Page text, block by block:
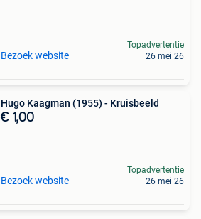
Bezoek website
Topadvertentie
26 mei 26
Hugo Kaagman (1955) - Kruisbeeld
€ 1,00
Bezoek website
Topadvertentie
26 mei 26